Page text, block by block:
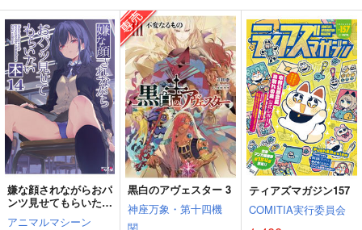
嫌な顔されながらおパ
ンツ見せてもらいたい
本14
アニマルマシーン
黒白のアヴェスター 3
神座万象・第十四機
ティアズマガジン157
COMITIA実行委員会